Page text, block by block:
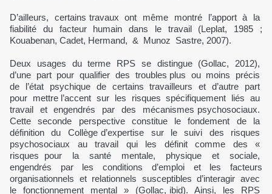
D’ailleurs, certains travaux ont même montré l’apport à la
fiabilité du facteur humain dans le travail (Leplat, 1985 ;
Kouabenan, Cadet, Hermand, & Munoz Sastre, 2007).
Deux usages du terme RPS se distingue (Gollac, 2012),
d’une part pour qualifier des troubles plus ou moins précis
de l’état psychique de certains travailleurs et d’autre part
pour mettre l’accent sur les risques spécifiquement liés au
travail et engendrés par des mécanismes psychosociaux.
Cette seconde perspective constitue le fondement de la
définition du Collège d’expertise sur le suivi des risques
psychosociaux au travail qui les définit comme des «
risques pour la santé mentale, physique et sociale,
engendrés par les conditions d’emploi et les facteurs
organisationnels et relationnels susceptibles d’interagir avec
le fonctionnement mental » (Gollac, ibid). Ainsi, les RPS